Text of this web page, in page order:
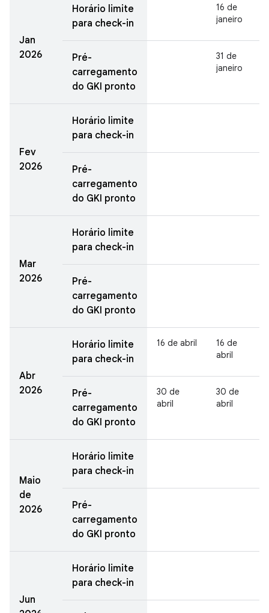
Jan
2026
Horário limite
para check-in
16 de
janeiro
Pré-
carregamento
do GKI pronto
31 de
janeiro
Fev
2026
Horário limite
para check-in
Pré-
carregamento
do GKI pronto
Mar
2026
Horário limite
para check-in
Pré-
carregamento
do GKI pronto
Abr
2026
Horário limite
para check-in
16 de abril
16 de
abril
Pré-
carregamento
do GKI pronto
30 de
abril
30 de
abril
Maio
de
2026
Horário limite
para check-in
Pré-
carregamento
do GKI pronto
Jun
Horário limite
para check-in